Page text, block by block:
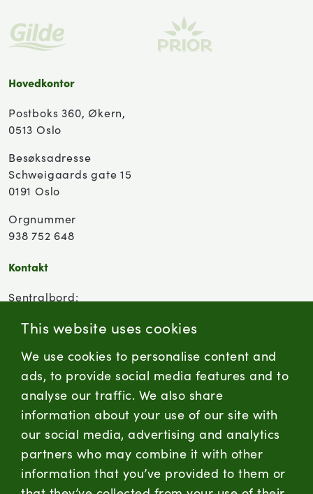
This website uses cookies
We use cookies to personalise content and
ads, to provide social media features and to
analyse our traffic. We also share
information about your use of our site with
our social media, advertising and analytics
partners who may combine it with other
information that you’ve provided to them or
Hovedkontor
Postboks 360, Økern,
0513 Oslo
Besøksadresse
Schweigaards gate 15
0191 Oslo
Orgnummer
938 752 648
Kontakt
Sentralbord:
Kontaktskjema
firmapost@nortura.no
LinkedInFacebookInstagram